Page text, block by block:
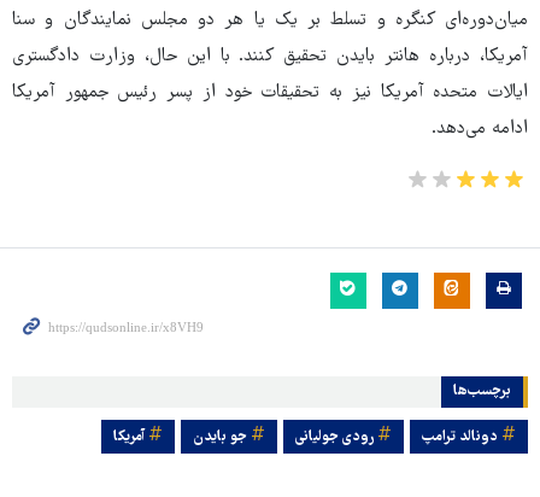
میان‌دوره‌ای کنگره و تسلط بر یک یا هر دو مجلس نمایندگان و سنا
آمریکا، درباره هانتر بایدن تحقیق کنند. با این حال، وزارت دادگستری
ایالات متحده آمریکا نیز به تحقیقات خود از پسر رئیس جمهور آمریکا
ادامه می‌دهد.
برچسب‌ها
دونالد ترامپ رودی جولیانی جو بایدن آمریکا